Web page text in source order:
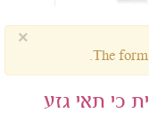
×
The
כי תאי גזע